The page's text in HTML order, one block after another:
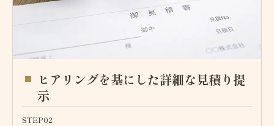
ヒアリングを基にした詳細な見積り提
示
STEP02